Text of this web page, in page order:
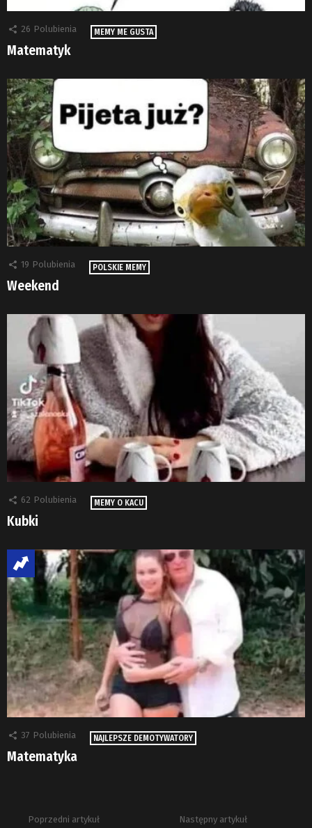
26 Polubienia MEMY ME GUSTA
Matematyk
19 Polubienia POLSKIE MEMY
Weekend
62 Polubienia MEMY O KACU
Kubki
37 Polubienia NAJLEPSZE DEMOTYWATORY
Matematyka
ZobaczPoprzedni artykuł Następny artykuł